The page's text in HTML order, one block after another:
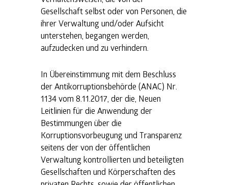
Gesellschaft selbst oder von Personen, die
ihrer Verwaltung und/oder Aufsicht
unterstehen, begangen werden,
aufzudecken und zu verhindern.
In Übereinstimmung mit dem Beschluss
der Antikorruptionsbehörde (ANAC) Nr.
1134 vom 8.11.2017, der die, Neuen
Leitlinien für die Anwendung der
Bestimmungen über die
Korruptionsvorbeugung und Transparenz
seitens der von der öffentlichen
Verwaltung kontrollierten und beteiligten
Gesellschaften und Körperschaften des